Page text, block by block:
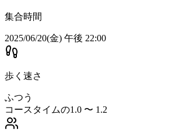
集合時間
2025/06/20(金) 午後 22:00
歩く速さ
ふつう
コースタイムの1.0 〜 1.2